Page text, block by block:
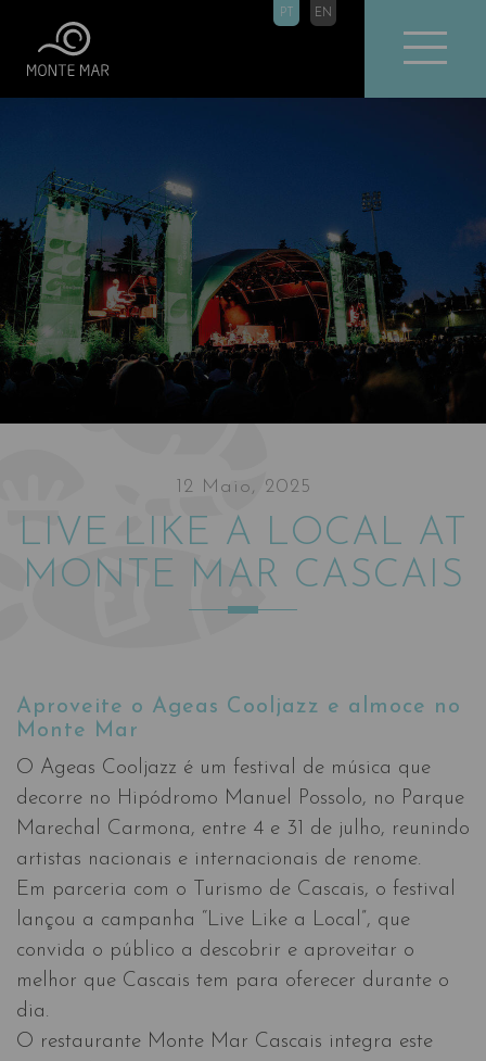
PT EN
12 Maio, 2025
LIVE LIKE A LOCAL AT
MONTE MAR CASCAIS
Aproveite o Ageas Cooljazz e almoce no
Monte Mar
O Ageas Cooljazz é um festival de música que
decorre no Hipódromo Manuel Possolo, no Parque
Marechal Carmona, entre 4 e 31 de julho, reunindo
artistas nacionais e internacionais de renome.
Em parceria com o Turismo de Cascais, o festival
lançou a campanha “Live Like a Local”, que
convida o público a descobrir e aproveitar o
melhor que Cascais tem para oferecer durante o
dia.
O restaurante Monte Mar Cascais integra este